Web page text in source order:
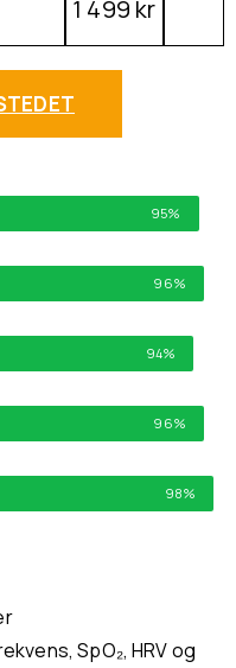
1 499 kr
95%
96%
94%
96%
98%
SpO₂, HRV og